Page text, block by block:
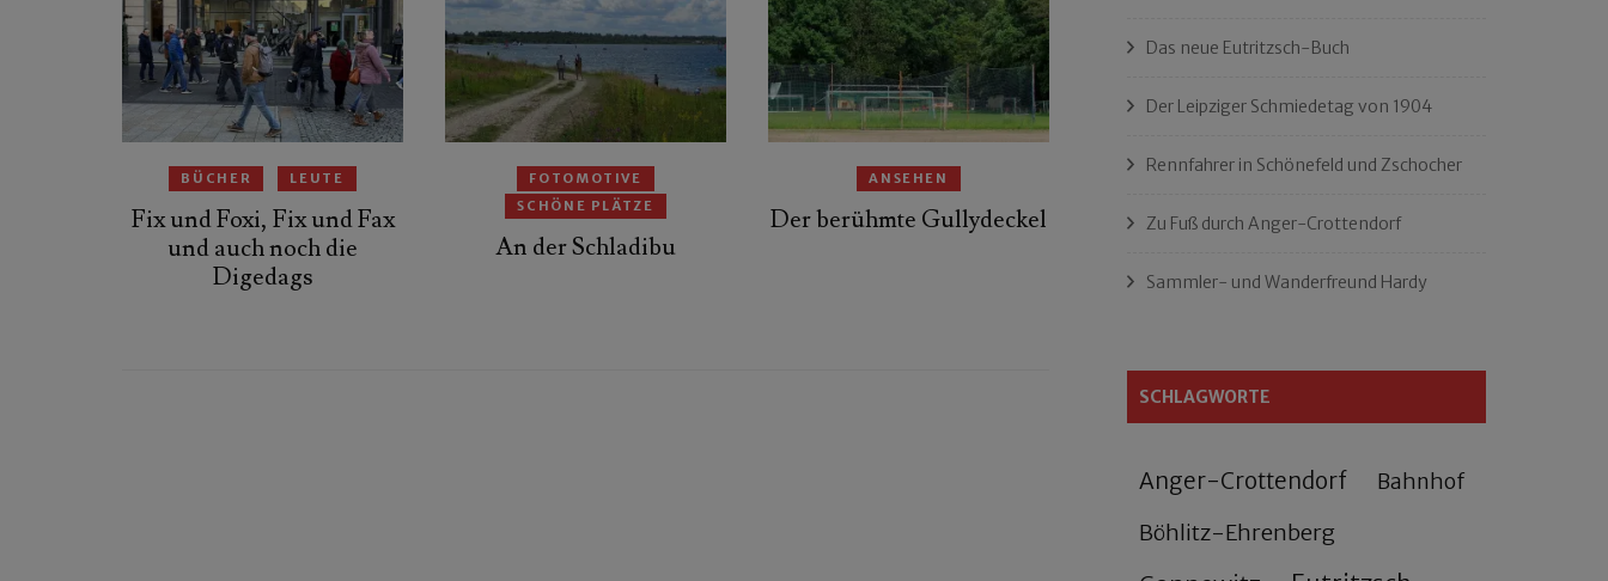
BÜCHER LEUTE
Fix und Foxi, Fix und Fax
und auch noch die
Digedags
FOTOMOTIVE
SCHÖNE PLÄTZE
An der Schladibu
ANSEHEN
Der berühmte Gullydeckel
Das neue Eutritzsch-Buch
Der Leipziger Schmiedetag von 1904
Rennfahrer in Schönefeld und Zschocher
Zu Fuß durch Anger-Crottendorf
Sammler- und Wanderfreund Hardy
SCHLAGWORTE
Anger-Crottendorf Bahnhof
Böhlitz-Ehrenberg